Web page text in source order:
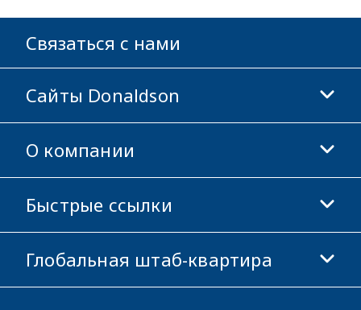
Связаться с нами
Сайты Donaldson
Donaldson Life Sciences
Магазин Donaldson
О компании
Информация о компании
Этика и соблюдение норм
Карьера
Быстрые ссылки
Инвесторам
Поставщикам
Глобальная штаб-квартира